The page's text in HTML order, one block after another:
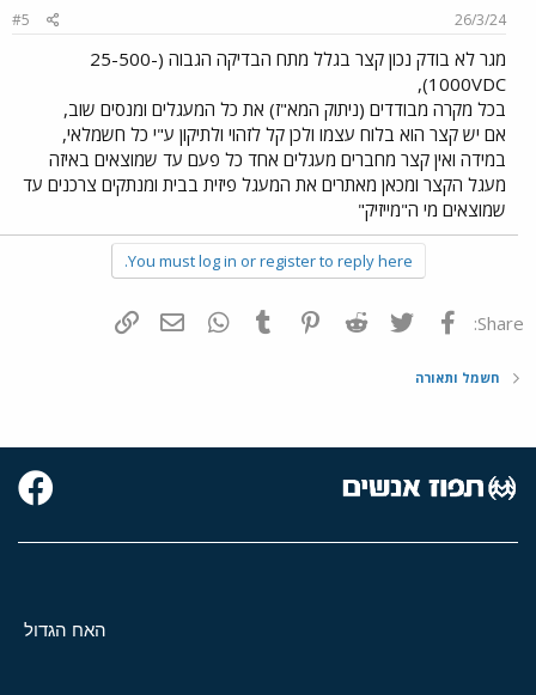
26/3/24
#5
מגר לא בודק נכון קצר בגלל מתח הבדיקה הגבוה (25-500-
1000VDC),
בכל מקרה מבודדים (ניתוק המא"ז) את כל המעגלים ומנסים שוב,
אם יש קצר הוא בלוח עצמו ולכן קל לזהוי ולתיקון ע"י כל חשמלאי,
במידה ואין קצר מחברים מעגלים אחד כל פעם עד שמוצאים באיזה
מעגל הקצר ומכאן מאתרים את המעגל פיזית בבית ומנתקים צרכנים עד
שמוצאים מי ה"מייזיק"
You must log in or register to reply here.
Share: פייסבוק Twitter
Reddit
Pinterest
Tumblr
WhatsAppדואר אלקטרוני
חשמל ותאורה
האח הגדול